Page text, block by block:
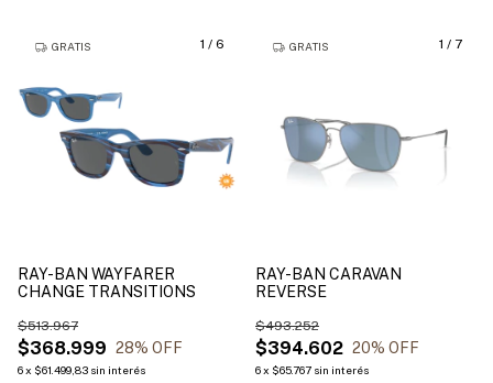
1 / 6
GRATIS
RAY-BAN WAYFARER
CHANGE TRANSITIONS
$368.999
$513.967
28% OFF
6x $61.499,83 sin interés
1 / 7
GRATIS
RAY-BAN CARAVAN
REVERSE
$394.602
$493.252
20% OFF
6x $65.767 sin interés